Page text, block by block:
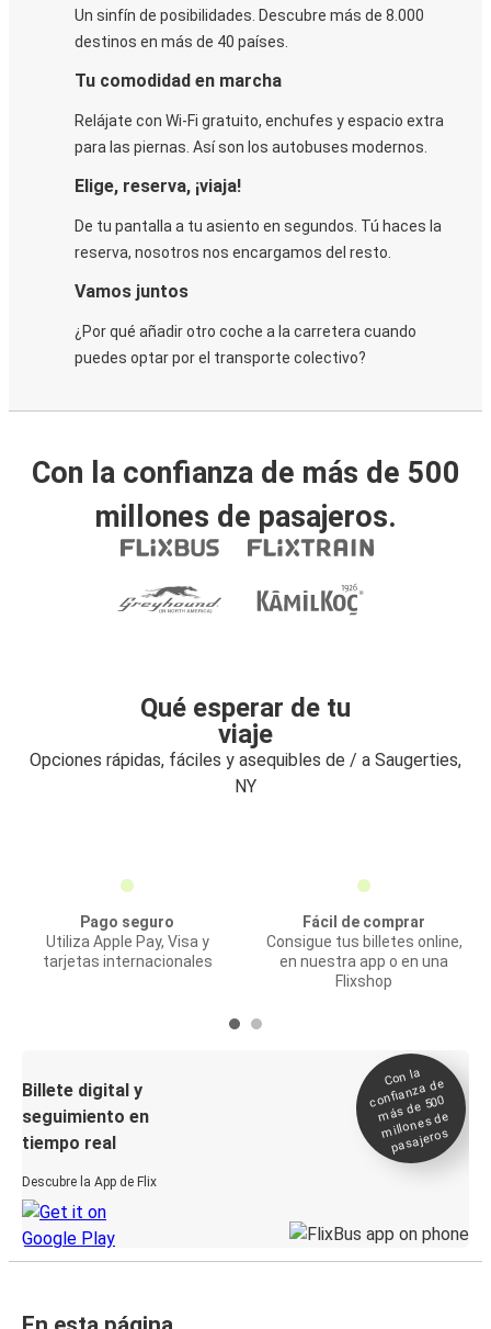
Un sinfín de posibilidades. Descubre más de 8.000
destinos en más de 40 países.
Tu comodidad en marcha
Relájate con Wi-Fi gratuito, enchufes y espacio extra
para las piernas. Así son los autobuses modernos.
Elige, reserva, ¡viaja!
De tu pantalla a tu asiento en segundos. Tú haces la
reserva, nosotros nos encargamos del resto.
Vamos juntos
¿Por qué añadir otro coche a la carretera cuando
puedes optar por el transporte colectivo?
Con la confianza de más de 500
millones de pasajeros.
Qué esperar de tu
viaje
Opciones rápidas, fáciles y asequibles de / a Saugerties,
NY
Pago seguro
Utiliza Apple Pay, Visa y
tarjetas internacionales
Fácil de comprar
Consigue tus billetes online,
en nuestra app o en una
Flixshop
Billete digital y
seguimiento en
tiempo real
Descubre la App de Flix
Con la
confianza de
más de 500
millones de
pasajeros